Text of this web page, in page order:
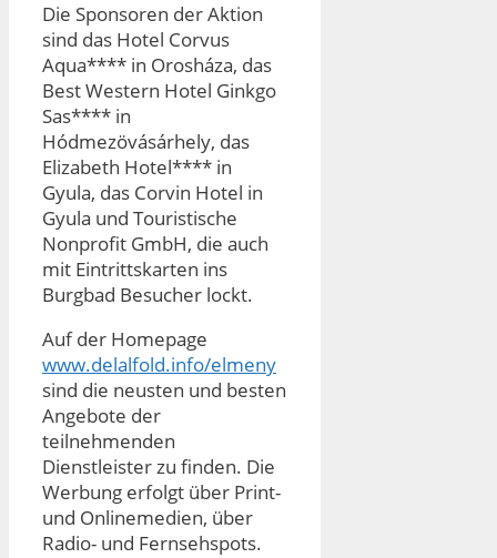
Die Sponsoren der Aktion
sind das Hotel Corvus
Aqua**** in Orosháza, das
Best Western Hotel Ginkgo
Sas**** in
Hódmezövásárhely, das
Elizabeth Hotel**** in
Gyula, das Corvin Hotel in
Gyula und Touristische
Nonprofit GmbH, die auch
mit Eintrittskarten ins
Burgbad Besucher lockt.
Auf der Homepage
www.delalfold.info/elmeny
sind die neusten und besten
Angebote der
teilnehmenden
Dienstleister zu finden. Die
Werbung erfolgt über Print-
und Onlinemedien, über
Radio- und Fernsehspots.